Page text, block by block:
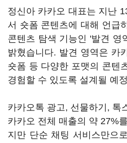
정신아 카카오 대표는 지난
서 숏폼 콘텐츠에 대해 언급
콘텐츠 탐색 기능인 '발견 영
밝혔습니다. 발견 영역은 카
숏폼 등 다양한 포맷의 콘텐
경험할 수 있도록 설계될 예
카카오톡 광고, 선물하기, 톡
카카오 전체 매출의 약 27%
지만 단순 채팅 서비스만으